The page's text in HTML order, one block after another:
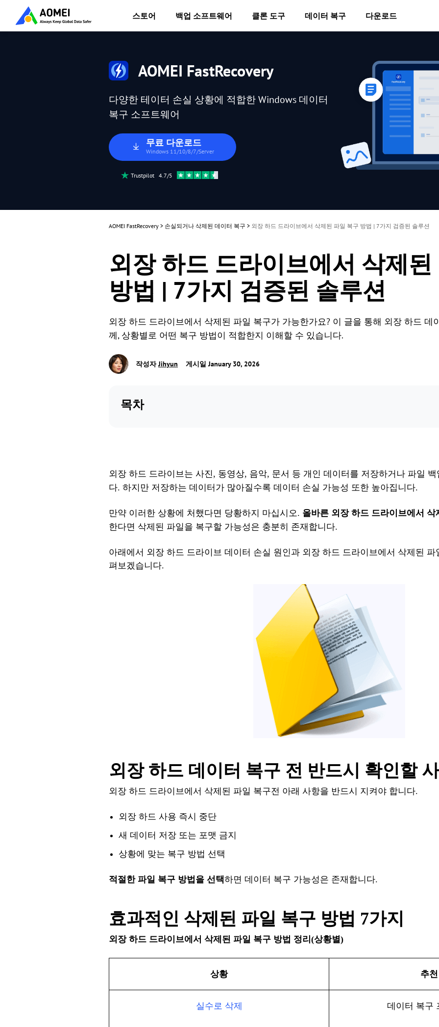
스토어 백업 소프트웨어 클론 도구 데이터 복구 다운로드
AOMEI FastRecovery
다양한 테이터 손실 상황에 적합한 Windows 데이터
복구 소프트웨어
무료 다운로드
Windows 11/10/8/7/Server
Trustpilot 4.7/5
AOMEI FastRecovery > 손실되거나 삭제된 데이터 복구 > 외장 하드 드라이브에서 삭제된 파일 복구 방법 | 7가지 검증된 솔루션
외장 하드 드라이브에서 삭제
방법 | 7가지 검증된 솔루션
외장 하드 드라이브에서 삭제된 파일 복구가 가능한가요? 이 글을 통해 외장 하드 데
께, 상황별로 어떤 복구 방법이 적합한지 이해할 수 있습니다.
작성자Jihyun 게시일 January 30, 2026
목차
외장 하드 드라이브는 사진, 동영상, 음악, 문서 등 개인 데이터를 저장하거나 파일
다. 하지만 저장하는 데이터가 많아질수록 데이터 손실 가능성 또한 높아집니다.
만약 이러한 상황에 처했다면 당황하지 마십시오. 올바른 외장 하드 드라이브에서 삭
한다면 삭제된 파일을 복구할 가능성은 충분히 존재합니다.
아래에서 외장 하드 드라이브 데이터 손실 원인과 외장 하드 드라이브에서 삭제된 파
펴보겠습니다.
외장 하드 데이터 복구 전 반드시 확인할
외장 하드 드라이브에서 삭제된 파일 복구전 아래 사항을 반드시 지켜야 합니다.
외장 하드 사용 즉시
중단
새 데이터 저장 또는 포맷 금지
상황에
맞는 복구 방법 선택
적절한 파일 복구 방법 을 선택하면 데이터 복구 가능성은 존재합니다.
효과적인 삭제된 파일 복구 방법 7가지
외장 하드 드라이브에서 삭제된 파일 복구 방법 정리 (상황별)
상황 추천
실수로 삭제 데이터 복구